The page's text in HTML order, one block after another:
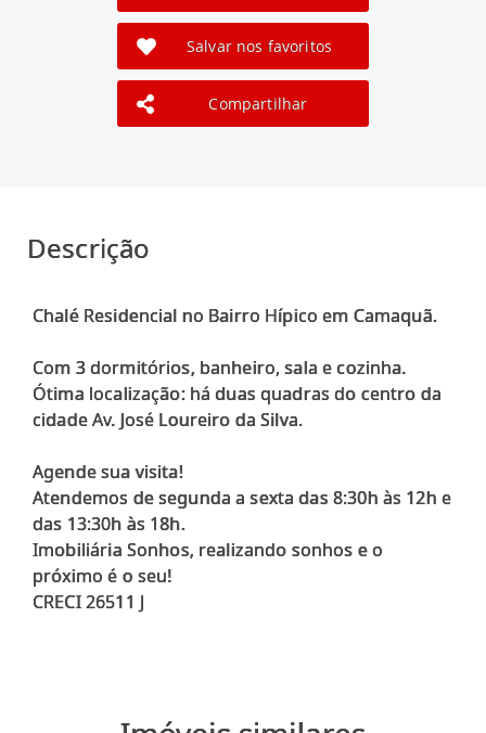
Salvar nos favoritos
Compartilhar
Descrição
Chalé Residencial no Bairro Hípico em Camaquã.
Com 3 dormitórios, banheiro, sala e cozinha.
Ótima localização: há duas quadras do centro da
cidade Av. José Loureiro da Silva.
Agende sua visita!
Atendemos de segunda a sexta das 8:30h às 12h e
das 13:30h às 18h.
Imobiliária Sonhos, realizando sonhos e o
próximo é o seu!